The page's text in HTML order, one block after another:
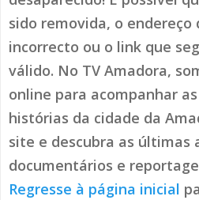
sido removida, o
incorrecto ou o link que
válido. No TV Amadora,
online para acompanhar
histórias da cidade da
site e descubra as últimas
documentários e
Regresse à página inicial